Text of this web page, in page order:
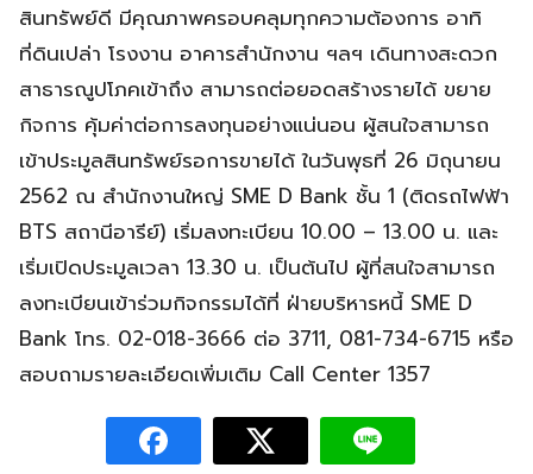
สินทรัพย์ดี มีคุณภาพครอบคลุมทุกความต้องการ อาทิ
ที่ดินเปล่า โรงงาน อาคารสำนักงาน ฯลฯ เดินทางสะดวก
สาธารณูปโภคเข้าถึง สามารถต่อยอดสร้างรายได้ ขยาย
กิจการ คุ้มค่าต่อการลงทุนอย่างแน่นอน ผู้สนใจสามารถ
เข้าประมูลสินทรัพย์รอการขายได้ ในวันพุธที่ 26 มิถุนายน
2562 ณ สำนักงานใหญ่ SME D Bank ชั้น 1 (ติดรถไฟฟ้า
BTS สถานีอารีย์) เริ่มลงทะเบียน 10.00 – 13.00 น. และ
เริ่มเปิดประมูลเวลา 13.30 น. เป็นต้นไป ผู้ที่สนใจสามารถ
ลงทะเบียนเข้าร่วมกิจกรรมได้ที่ ฝ่ายบริหารหนี้ SME D
Bank โทร. 02-018-3666 ต่อ 3711, 081-734-6715 หรือ
สอบถามรายละเอียดเพิ่มเติม Call Center 1357